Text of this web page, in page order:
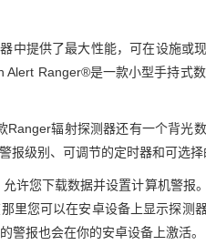
中提供了最大性能，可在设施或
Ranger®是一款小型手持式
辐射探测器还有一个背光
级别、可调节的定时器和可选择
许您下载数据并设置计算机警报
里您可以在安卓设备上显示探测
警报也会在你的安卓设备上激活。